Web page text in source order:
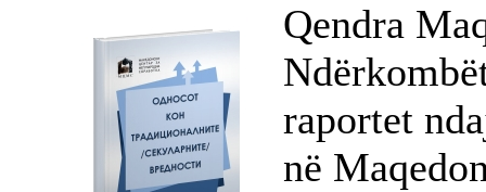
Qendra
raportet
në